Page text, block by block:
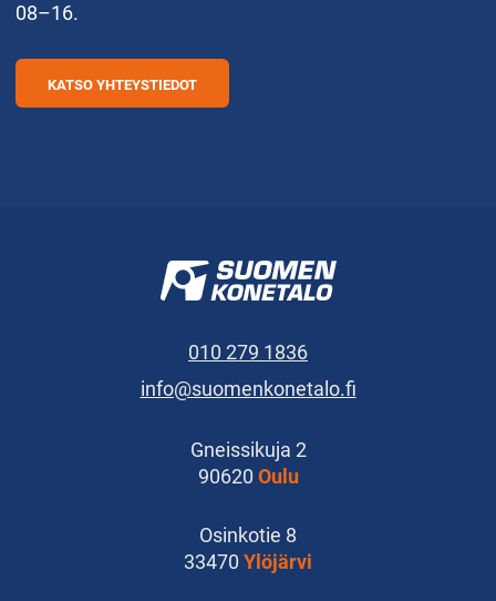
08–16.
KATSO YHTEYSTIEDOT
010 279 1836
info@suomenkonetalo.fi
Gneissikuja 2
90620 Oulu
Osinkotie 8
33470 Ylöjärvi